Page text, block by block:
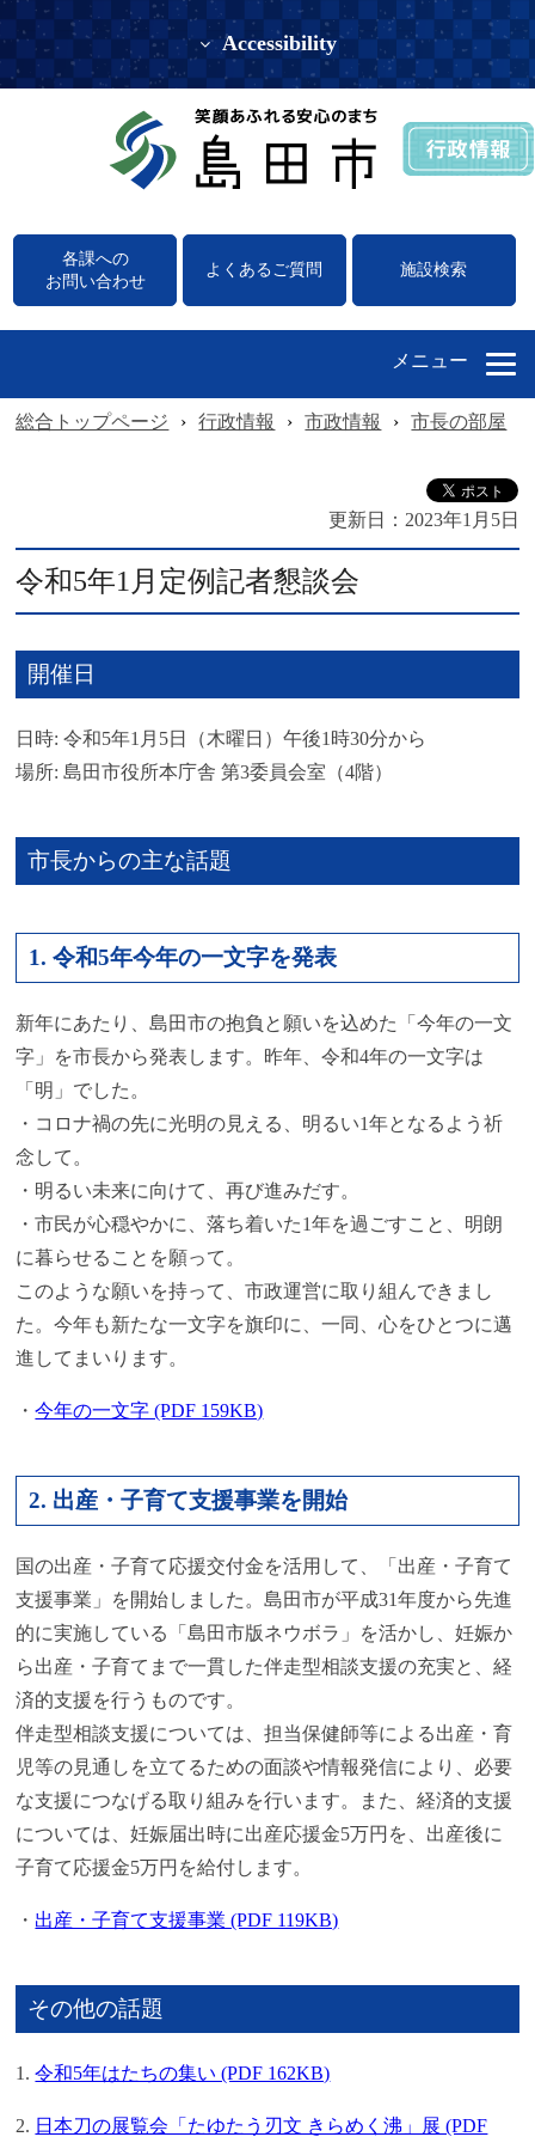
Accessibility
各課への
お問い合わせ
よくあるご質問 施設検索
メニュー
総合トップページ › 行政情報 › 市政情報 › 市長の部屋
更新日： 2023年1月5日
令和5年1月定例記者懇談会
開催日
日時: 令和5年1月5日（木曜日）午後1時30分から
場所: 島田市役所本庁舎 第3委員会室（4階）
市長からの主な話題
1. 令和5年今年の一文字を発表
新年にあたり、島田市の抱負と願いを込めた「今年の一文
字」を市長から発表します。昨年、令和4年の一文字は
「明」でした。
・コロナ禍の先に光明の見える、明るい1年となるよう祈
念して。
・明るい未来に向けて、再び進みだす。
・市民が心穏やかに、落ち着いた1年を過ごすこと、明朗
に暮らせることを願って。
このような願いを持って、市政運営に取り組んできまし
た。今年も新たな一文字を旗印に、一同、心をひとつに邁
進してまいります。
・今年の一文字 (PDF 159KB)
2. 出産・子育て支援事業を開始
国の出産・子育て応援交付金を活用して、「出産・子育て
支援事業」を開始しました。島田市が平成31年度から先進
的に実施している「島田市版ネウボラ」を活かし、妊娠か
ら出産・子育てまで一貫した伴走型相談支援の充実と、経
済的支援を行うものです。
伴走型相談支援については、担当保健師等による出産・育
児等の見通しを立てるための面談や情報発信により、必要
な支援につなげる取り組みを行います。また、経済的支援
については、妊娠届出時に出産応援金5万円を、出産後に
子育て応援金5万円を給付します。
・ 出産・子育て支援事業 (PDF 119KB)
その他の話題
1.令和5年はたちの集い (PDF 162KB)
2. 日本刀の展覧会「たゆたう刃文 きらめく沸」展 (PDF